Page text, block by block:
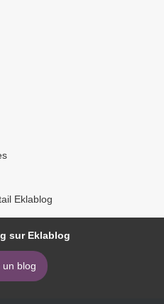
Eklablog
sur Eklablog
un blog